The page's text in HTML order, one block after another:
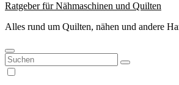
Ratgeber für Nähmaschinen und Quilten
Alles rund um Quilten, nähen und andere